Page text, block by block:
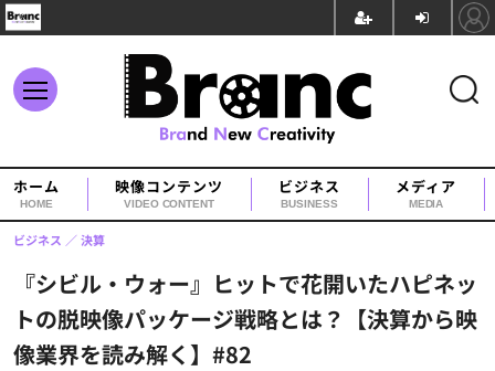
ホーム
HOME
映像コンテンツ
VIDEO CONTENT
ビジネス
BUSINESS
メディア
MEDIA
『シビル・ウォー』ヒットで花開いたハピネッ
トの脱映像パッケージ戦略とは？【決算から映
像業界を読み解く】#82
ビジネス 決算